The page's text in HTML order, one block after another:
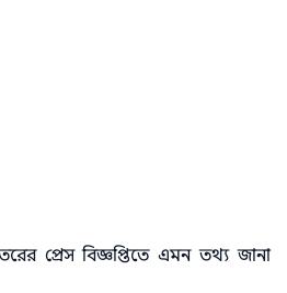
প্রেস বিজ্ঞপ্তিতে এমন তথ্য জানা